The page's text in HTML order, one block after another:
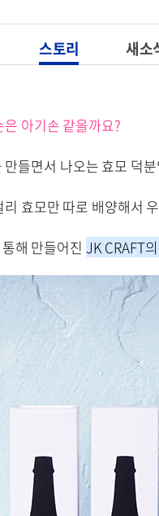
스토리 새소
아기손 같을까요?
들면서 나오는 효모 덕
효모만 따로 배양해서
해 만들어진 JK CRAFT